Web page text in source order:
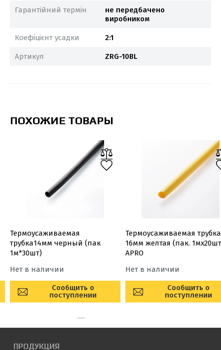
Гарантійний термін
не передбачено
виробником
Коефіцієнт усадки 2:1
Артикул ZRG-10BL
ПОХОЖИЕ ТОВАРЫ
Термоусаживаемая
трубка14мм черный (пак
1м*30шт)
Нет в наличии
Сообщить о
поступлении
Термоусаживаемая трубка
16мм желтая (пак.
APRO
Нет в наличии
Сообщить о
поступлении
ПРОДУКЦИЯ